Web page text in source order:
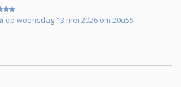
op woensdag 13 mei 2026 om 20u55